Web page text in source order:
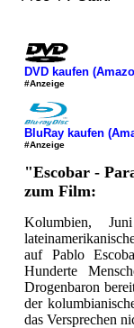
DVD kaufen
#Anzeige
BluRay kaufen
#Anzeige
"Escobar -
zum Film:
Kolumbien,
auf Pablo
Hunderte
Drogenbaron
der
das Versprechen